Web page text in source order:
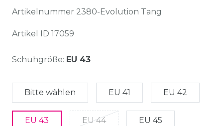
Artikelnummer 2380-Evolution Tang
Artikel ID 17059
Schuhgröße: EU 43
Bitte wählen EU 41 EU 42
EU 43 EU 44 EU 45